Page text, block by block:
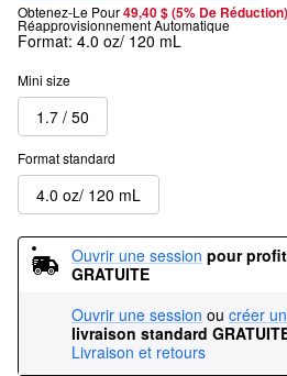
Obtenez-Le Pour49,40 $ (5% De Réduction)
Réapprovisionnement Automatique
Format: 4.0 oz/ 120 mL
Mini size
1.7 / 50
Format standard
4.0 oz/ 120 mL
Ouvrir une session pour
GRATUITE
Ouvrir une session ou créer
livraison standard
Livraison et retours